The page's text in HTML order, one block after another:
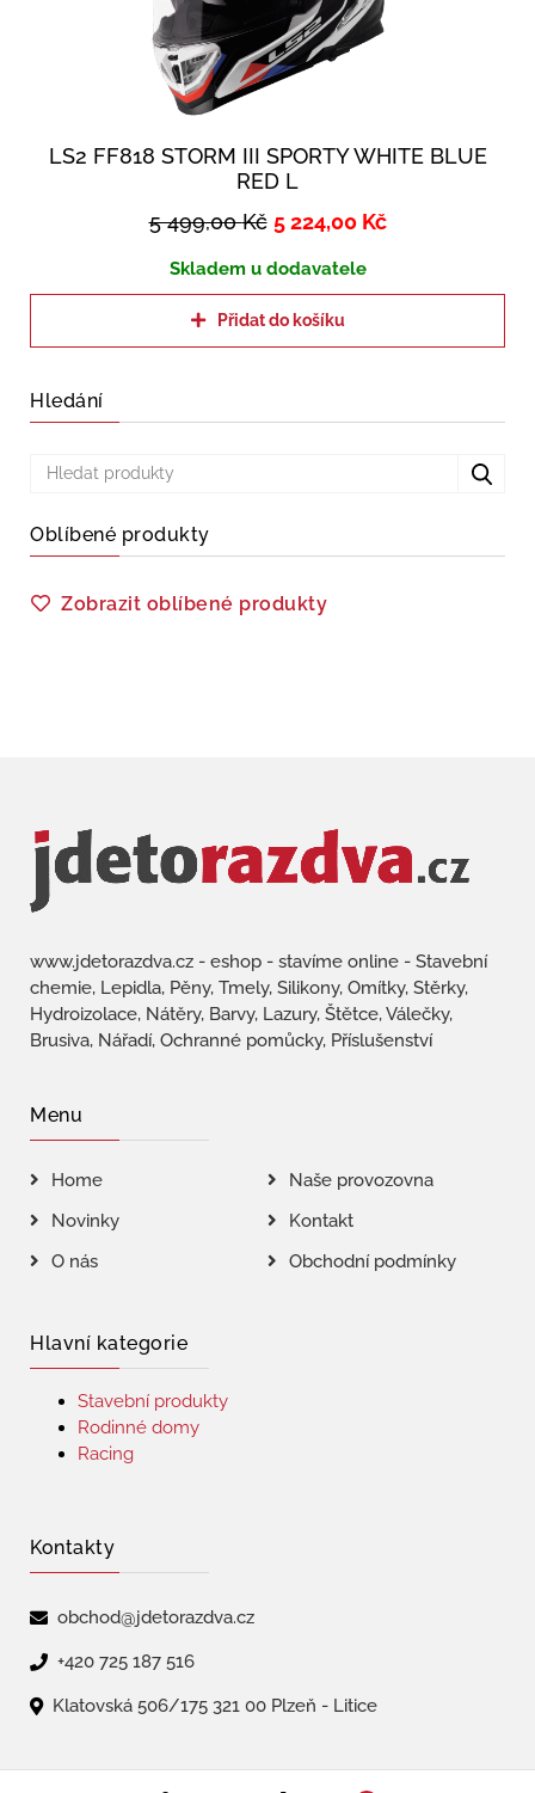
LS2 FF818 STORM III SPORTY WHITE BLUE
RED L
5 499,00Kč 5 224,00 Kč
Skladem u dodavatele
Přidat do košíku
Hledání
Oblíbené produkty
Zobrazit oblíbené produkty
www.jdetorazdva.cz - eshop - stavíme online - Stavební
chemie, Lepidla, Pěny, Tmely, Silikony, Omítky, Stěrky,
Hydroizolace, Nátěry, Barvy, Lazury, Štětce, Válečky,
Brusiva, Nářadí, Ochranné pomůcky, Příslušenství
Menu
Home
Naše provozovna
Novinky
Kontakt
O nás
Obchodní podmínky
Hlavní kategorie
Stavební produkty
Rodinné domy
Racing
Kontakty
obchod@jdetorazdva.cz
+420 725 187 516
Klatovská 506/175 321 00 Plzeň - Litice